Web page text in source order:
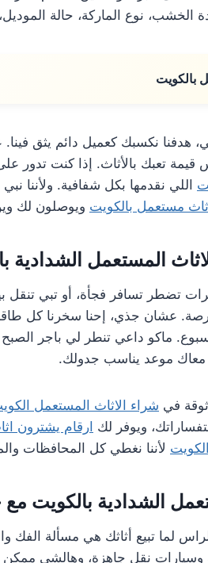
الخشب، نوع الماركة، حالة
بالكويت
هدفنا نكسبك كعميل دائم يثق
تعبك بالأثاث. إذا كنت تدور
اللي نقدمها بكل شفافية. ولأننا
مستعمل بالكويت ويوصلون لك
المستعمل الشدادية
تضطر تسافر فجأة، أو تبي
عشان جذي، إحنا سخرنا كل
ماكو داعي تنطر لي باجر
معاك موعد يناسب جدولك.
في شراء الاثاث المستعمل
ويوفر لك ارقام يشترون
لأننا نغطي كل المحافظات
الشدادية بالكويت
لما تبيع أثاثك هي مسألة الفك
وسيارات نقل جاهزة، وهالشي